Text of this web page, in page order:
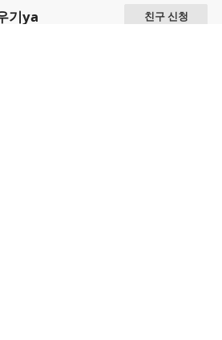
기ya 친구 신청